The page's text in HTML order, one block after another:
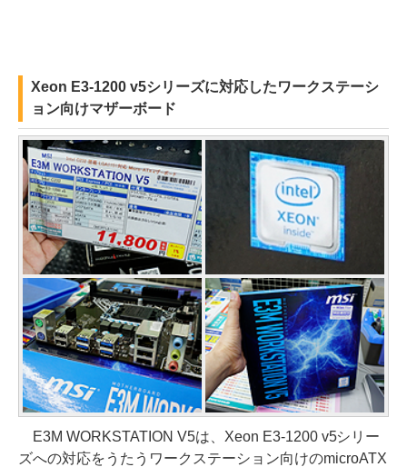
Xeon E3-1200 v5シリーズに対応したワークステーシ
ョン向けマザーボード
E3M WORKSTATION V5は、Xeon E3-1200 v5シリー
ズへの対応をうたうワークステーション向けのmicroATX